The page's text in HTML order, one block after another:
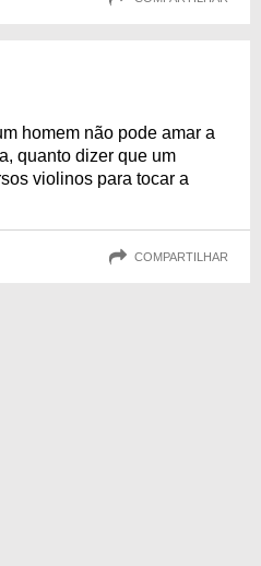
homem não pode amar a
quanto dizer que um
violinos para tocar a
COMPARTILHAR